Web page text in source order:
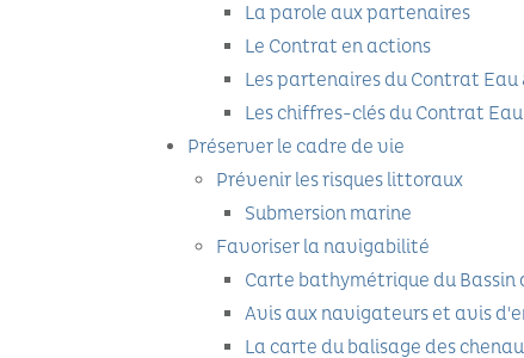
La parole aux partenaires
Le Contrat en actions
Les partenaires du Contrat
Les chiffres-clés du Contrat
Préserver le cadre de vie
Prévenir les risques littoraux
Submersion marine
Favoriser la navigabilité
Carte bathymétrique du Bassin
Avis aux navigateurs et avis
La carte du balisage des